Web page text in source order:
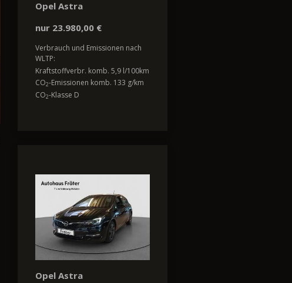
Opel Astra
nur 23.980,00 €
Verbrauch und Emissionen nach
WLTP:
Kraftstoffverbr. komb. 5,9 l/100km
CO2-Emissionen komb. 133 g/km
CO2-Klasse D
Opel Astra